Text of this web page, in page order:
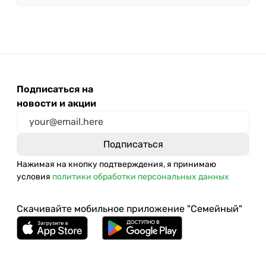
Подписаться на
новости и акции
Нажимая на кнопку подтверждения, я принимаю
условия политики обработки персональных данных
Скачивайте мобильное приложение "Семейный"